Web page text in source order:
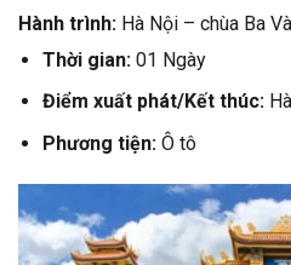
Hành trình: Hà Nội – chùa Ba
Thời gian: 01 Ngày
Điểm xuất phát/Kết thúc:
Phương tiện: Ô tô